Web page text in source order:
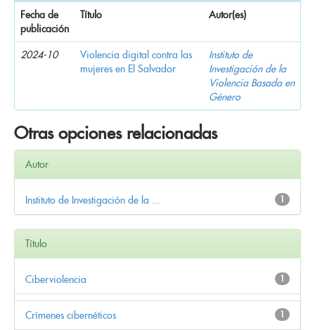
Fecha de
publicación
Título Autor(es)
2024-10
Violencia digital contra las
mujeres en El Salvador
Instituto de
Investigación de la
Violencia Basada en
Género
Otras opciones relacionadas
Autor
1
Instituto de Investigación de la ...
Título
1
Ciberviolencia
1
Crímenes cibernéticos